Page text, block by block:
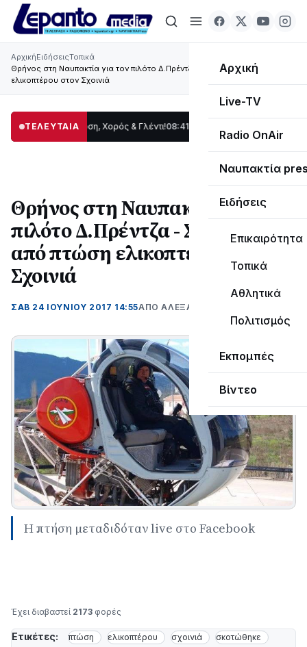
Αρχική
Live-TV
Radio OnAir
Ναυπακτία
Ειδήσεις
Επικαιρότητα
Τοπικά
Αθλητικά
Πολιτισμός
Εκπομπές
Βίντεο
ΑρχικήΕιδήσειςΤοπικά
Θρήνος στη Ναυπακτία για τον πιλότο Δ.Πρέντζα - Σκοτώθηκε από πτώση
ελικοπτέρου στον Σχοινιά
ΤΕΛΕΥΤΑΙΑ
Παράδοση, Χορός & Γλέντι!08:41 ΤΟ ΠΑΡΤΥ ΣΥΝΕΧΙΖΕΤΑΙ…
Θρήνος στη Ναυπακτία για τον
πιλότο Δ.Πρέντζα - Σκοτώθηκε
από πτώση ελικοπτέρου στον
Σχοινιά
ΣΑΒ 24 ΙΟΥΝΊΟΥ 2017 14:55ΑΠΌ ΑΛΈΞΑΝΔΡΟΣ ΚΟΓΚΌΛΗΣ
Η πτήση μεταδιδόταν live στο Facebook
Έχει διαβαστεί 2173 φορές
Ετικέτες: πτώση ελικοπτέρου σχοινιά
σκοτώθηκε